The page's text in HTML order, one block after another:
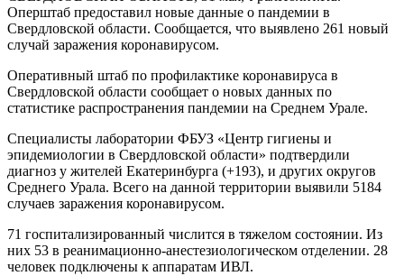
Оперштаб предоставил новые данные о пандемии в
Свердловской области. Сообщается, что выявлено 261 новый
случай заражения коронавирусом.
Оперативный штаб по профилактике коронавируса в
Свердловской области сообщает о новых данных по
статистике распространения пандемии на Среднем Урале.
Специалисты лаборатории ФБУЗ «Центр гигиены и
эпидемиологии в Свердловской области» подтвердили
диагноз у жителей Екатеринбурга (+193), и других округов
Среднего Урала. Всего на данной территории выявили 5184
случаев заражения коронавирусом.
71 госпитализированный числится в тяжелом состоянии. Из
них 53 в реанимационно-анестезиологическом отделении. 28
человек подключены к аппаратам ИВЛ.